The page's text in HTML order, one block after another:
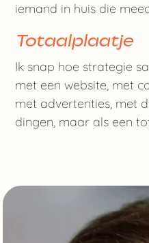
iemand in huis die
Totaalplaatje
Ik snap hoe strategie
met een website, met
met advertenties, met
dingen, maar als een